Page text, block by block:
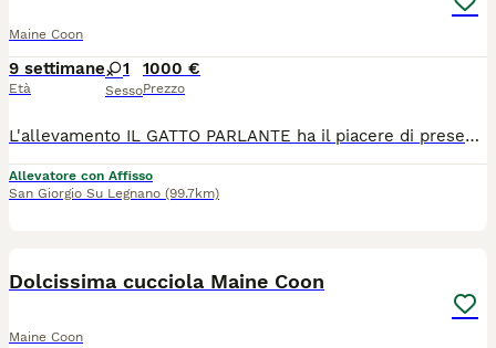
Maine Coon
9 settimane
Età
1
Sesso
1000 €
Prezzo
L'allevamento IL GATTO PARLANTE ha il piacere di presentarvi la bella Pachira, nata il 4/06/2026. Un curiosa e adora dormire vicino a noi. Cresciuta in ambiente familiare, con possibilità di socializzare anche con altri gatti, abituata a molteplici tipi di lettiera, tiragraffi e classici rumori domestici. Verrà ceduta con contratto da compagnia, pedigree ANFI, doppia vaccinazione e doppia sverminazione, microchip, libretto sanitario, certificato di buona salute, test genetici dei genitori e kit cucciolo. I genitori sono visibili presso il nostro allevamento e siamo disponibili per organizzare delle visite. Ci troviamo a San Giorgio su legnano in provincia di Milano. Potete contattarci per informazioni e seguirci sui social.
Allevatore con Affisso
San Giorgio Su Legnano (99.7km)
Dolcissima cucciola Maine Coon
Maine Coon